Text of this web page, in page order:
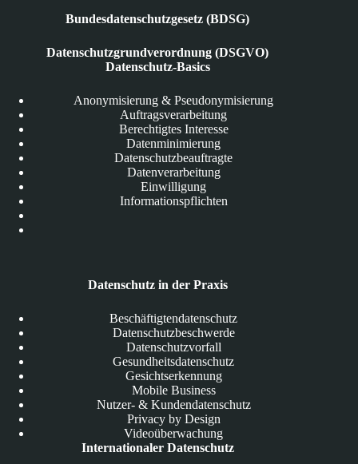
Bundesdatenschutzgesetz (BDSG)
Datenschutzgrundverordnung (DSGVO)
Datenschutz-Basics
Anonymisierung & Pseudonymisierung
Auftragsverarbeitung
Berechtigtes Interesse
Datenminimierung
Datenschutzbeauftragte
Datenverarbeitung
Einwilligung
Informationspflichten
Datenschutz in der Praxis
Beschäftigtendatenschutz
Datenschutzbeschwerde
Datenschutzvorfall
Gesundheitsdatenschutz
Gesichtserkennung
Mobile Business
Nutzer- & Kundendatenschutz
Privacy by Design
Videoüberwachung
Internationaler Datenschutz